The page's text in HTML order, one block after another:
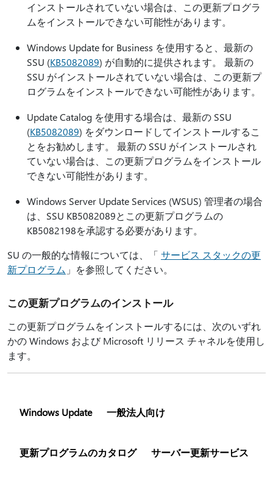
インストールされていない場合は、この更新プログラ
ムをインストールできない可能性があります。
Windows Update for Business を使用すると、最新の
SSU (KB5082089) が自動的に提供されます。 最新の
SSU がインストールされていない場合は、この更新プ
ログラムをインストールできない可能性があります。
Update Catalog を使用する場合は、最新の SSU
(KB5082089) をダウンロードしてインストールするこ
とをお勧めします。 最新の SSU がインストールされ
ていない場合は、この更新プログラムをインストール
できない可能性があります。
Windows Server Update Services (WSUS) 管理者の場合
は、SSU KB5082089とこの更新プログラムの
KB5082198を承認する必要があります。
SU の一般的な情報については、「 サービス スタックの更
新プログラム 」を参照してください。
この更新プログラムのインストール
この更新プログラムをインストールするには、次のいずれ
かの Windows および Microsoft リリース チャネルを使用し
ます。
Windows Update 一般法人向け
更新プログラムのカタログ サーバー更新サービス